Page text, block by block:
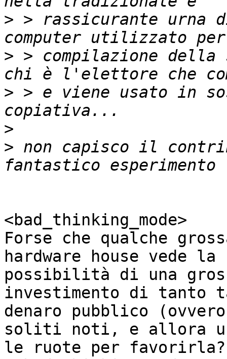
> > rassicurante
> > compilazione
> > e viene usato in
>
> non capisco il
<bad_thinking_mode>
Forse che qualche
hardware house vede la
possibilità di una
investimento di tanto
denaro pubblico
soliti noti, e allora
le ruote per favorirla?